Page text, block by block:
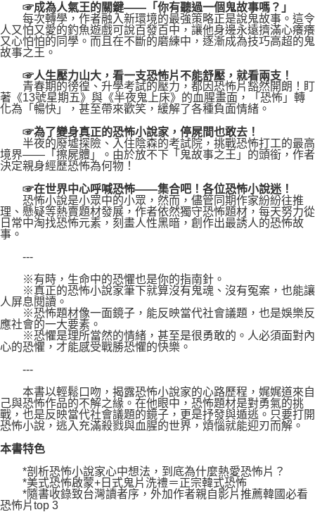
☞成為人氣王的關鍵――「你有聽過一個鬼故事嗎？」
每次轉學，作者融入新環境的最強策略正是說鬼故事。這令
人又怕又愛的釣魚遊戲可說百發百中，讓他身邊永遠擠滿心癢癢
又心怕怕的同學。而且在不斷的磨練中，逐漸成為技巧高超的鬼
故事之王。
☞人生壓力山大，看一支恐怖片不能舒壓，就看兩支！
青春期的徬徨、升學考試的壓力，都因恐怖片豁然開朗！盯
著《13號星期五》與《半夜鬼上床》的血腥畫面，「恐怖」轉
化為「暢快」，甚至帶來歡笑，緩解了各種負面情緒。
☞為了變身真正的恐怖小說家，停屍間也敢去！
半夜的廢墟探險、入住陰森的考試院，挑戰恐怖打工的最高
境界――「擦屍體」。由於放不下「鬼故事之王」的頭銜，作者
決定親身經歷恐怖為何物！
☞在世界中心呼喊恐怖――集合吧！各位恐怖小說迷！
恐怖小說是小眾中的小眾，然而，儘管同期作家紛紛往推
理、懸疑等熱賣題材發展，作者依然獨守恐怖題材，每天努力從
日常中淘找恐怖元素，刻畫人性黑暗，創作出最誘人的恐怖故
事。
---
※有時，生命中的恐懼也是你的指南針。
※真正的恐怖小說家筆下就算沒有鬼魂、沒有冤案，也能讓
人屏息閱讀。
※恐怖題材像一面鏡子，能反映當代社會議題，也是娛樂反
應社會的一大要素。
※恐懼是理所當然的情緒，甚至是很勇敢的。人必須面對內
心的恐懼，才能感受戰勝恐懼的快樂。
---
本書以輕鬆口吻，揭露恐怖小說家的心路歷程，娓娓道來自
己與恐怖作品的不解之緣。在他眼中，恐怖題材是對勇氣的挑
戰，也是反映當代社會議題的鏡子，更是抒發與遁逃。只要打開
恐怖小說，逃入充滿殺戮與血腥的世界，煩惱就能迎刃而解。
本書特色
*剖析恐怖小說家心中想法，到底為什麼熱愛恐怖片？
*美式恐怖啟蒙+日式鬼片洗禮＝正宗韓式恐怖
*隨書收錄致台灣讀者序，外加作者親自影片推薦韓國必看
恐怖片top 3